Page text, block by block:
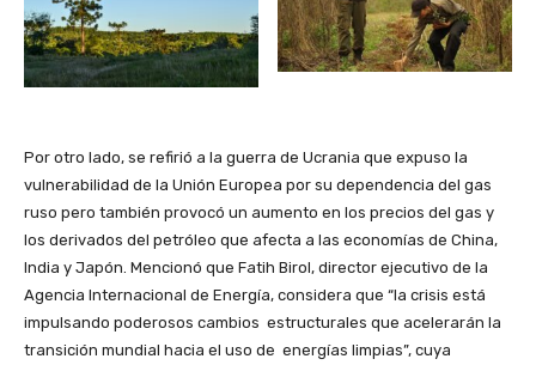
Por otro lado, se refirió a la guerra de Ucrania que expuso la
vulnerabilidad de la Unión Europea por su dependencia del gas
ruso pero también provocó un aumento en los precios del gas y
los derivados del petróleo que afecta a las economías de China,
India y Japón. Mencionó que Fatih Birol, director ejecutivo de la
Agencia Internacional de Energía, considera que “la crisis está
impulsando poderosos cambios estructurales que acelerarán la
transición mundial hacia el uso de energías limpias”, cuya